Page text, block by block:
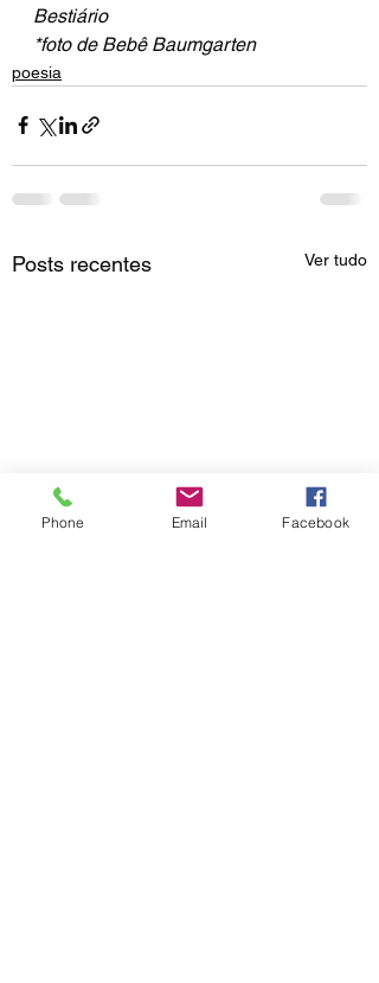
Bestiário
*foto de Bebê Baumgarten
poesia
Posts recentes Ver tudo
Phone Email Facebook